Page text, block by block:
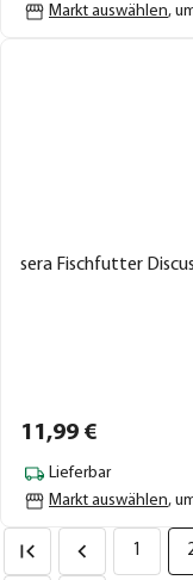
Markt auswählen,
sera Fischfutter
11,99 €
Lieferbar
Markt auswählen,
1